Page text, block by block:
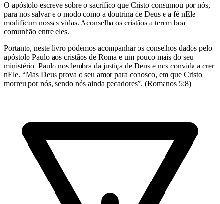
O apóstolo escreve sobre o sacrífico que Cristo consumou por nós,
para nos salvar e o modo como a doutrina de Deus e a fé nEle
modificam nossas vidas. Aconselha os cristãos a terem boa
comunhão entre eles.
Portanto, neste livro podemos acompanhar os conselhos dados pelo
apóstolo Paulo aos cristãos de Roma e um pouco mais do seu
ministério. Paulo nos lembra da justiça de Deus e nos convida a crer
nEle. “Mas Deus prova o seu amor para conosco, em que Cristo
morreu por nós, sendo nós ainda pecadores”. (Romanos 5:8)